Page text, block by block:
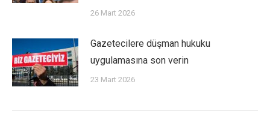
26 Mart 2026
Gazetecilere düşman hukuku
uygulamasına son verin
23 Mart 2026